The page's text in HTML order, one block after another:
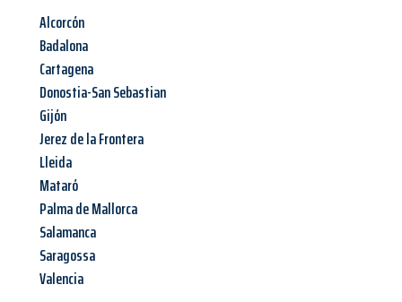
Alcorcón
Badalona
Cartagena
Donostia-San Sebastian
Gijón
Jerez de la Frontera
Lleida
Mataró
Palma de Mallorca
Salamanca
Saragossa
Valencia